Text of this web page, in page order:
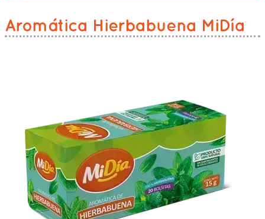
Aromática Hierbabuena MiDía